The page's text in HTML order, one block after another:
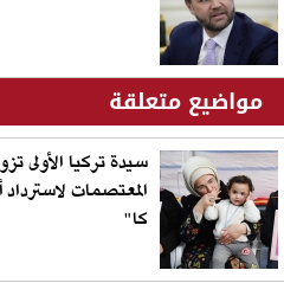
مواضيع متعلقة
سيدة تركيا الأولى
المعتصمات
كا"